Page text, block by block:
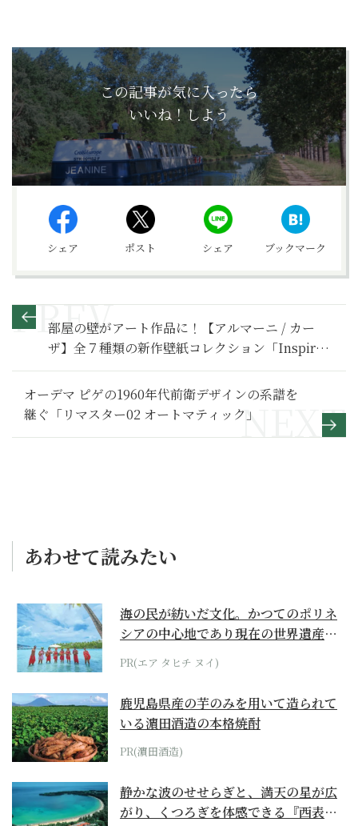
この記事が気に入ったら
いいね！しよう
シェア ポスト シェア ブックマーク
部屋の壁がアート作品に！【アルマーニ / カー
ザ】全７種類の新作壁紙コレクション「Inspired
Moods」
オーデマ ピゲの1960年代前衛デザインの系譜を
継ぐ「リマスター02 オートマティック」
あわせて読みたい
海の民が紡いだ文化。かつてのポリネ
シアの中心地であり現在の世界遺産か
らみえてくる...
PR(エア タヒチ ヌイ)
鹿児島県産の芋のみを用いて造られて
いる濵田酒造の本格焼酎
PR(濵田酒造)
静かな波のせせらぎと、満天の星が広
がり、くつろぎを体感できる『西表島